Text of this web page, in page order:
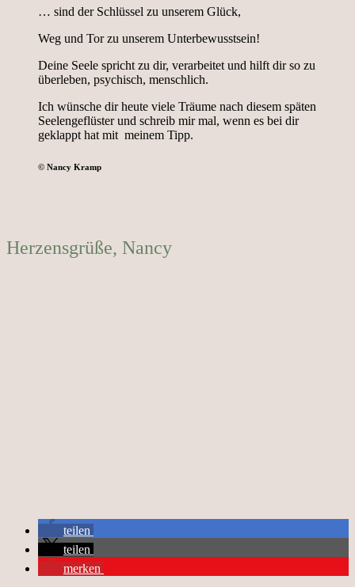
… sind der Schlüssel zu unserem Glück,
Weg und Tor zu unserem Unterbewusstsein!
Deine Seele spricht zu dir, verarbeitet und hilft dir so zu
überleben, psychisch, menschlich.
Ich wünsche dir heute viele Träume nach diesem späten
Seelengeflüster und schreib mir mal, wenn es bei dir
geklappt hat mit meinem Tipp.
© Nancy Kramp
Herzensgrüße, Nancy
teilen
teilen
merken